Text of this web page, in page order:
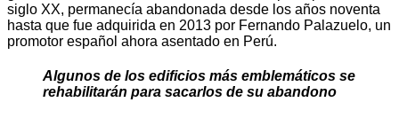
siglo XX, permanecía abandonada desde los años noventa
hasta que fue adquirida en 2013 por Fernando Palazuelo, un
promotor español ahora asentado en Perú.
Algunos de los edificios más emblemáticos se
rehabilitarán para sacarlos de su abandono